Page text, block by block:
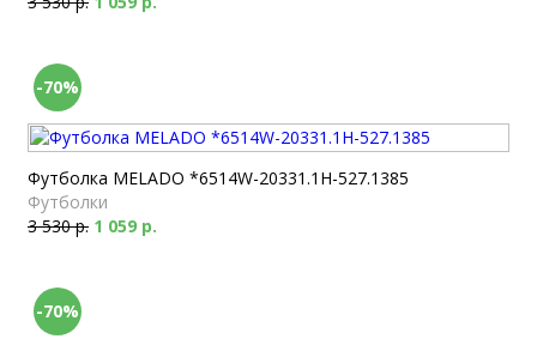
-70%
Футболка MELADO *6514W-20331.1H-527.1385
Футболки
3 530 р. 1 059 р.
-70%